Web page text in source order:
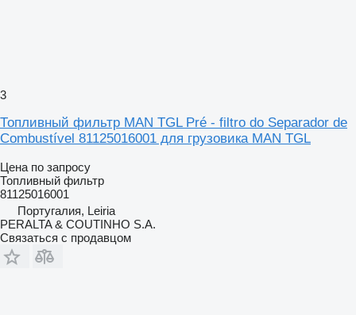
3
Топливный фильтр MAN TGL Pré - filtro do Separador de
Combustível 81125016001 для грузовика MAN TGL
Цена по запросу
Топливный фильтр
81125016001
Португалия, Leiria
PERALTA & COUTINHO S.A.
Связаться с продавцом